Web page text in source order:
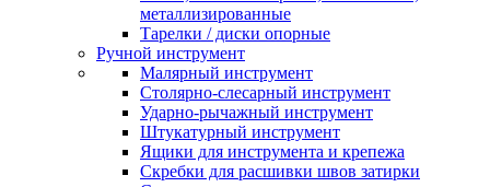
металлизированные
Тарелки / диски опорные
Ручной инструмент
Малярный инструмент
Столярно-слесарный инструмент
Ударно-рычажный инструмент
Штукатурный инструмент
Ящики для инструмента и крепежа
Скребки для расшивки швов затирки